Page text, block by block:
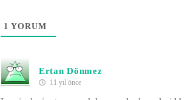
1 YORUM
Ertan Dönmez
11 yıl önce